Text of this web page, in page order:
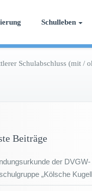
Schulleben
Schulabschluss (mit /
Beiträge
der DVGW-
„Kölsche